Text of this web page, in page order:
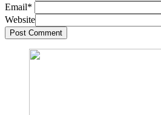
Email*
Website